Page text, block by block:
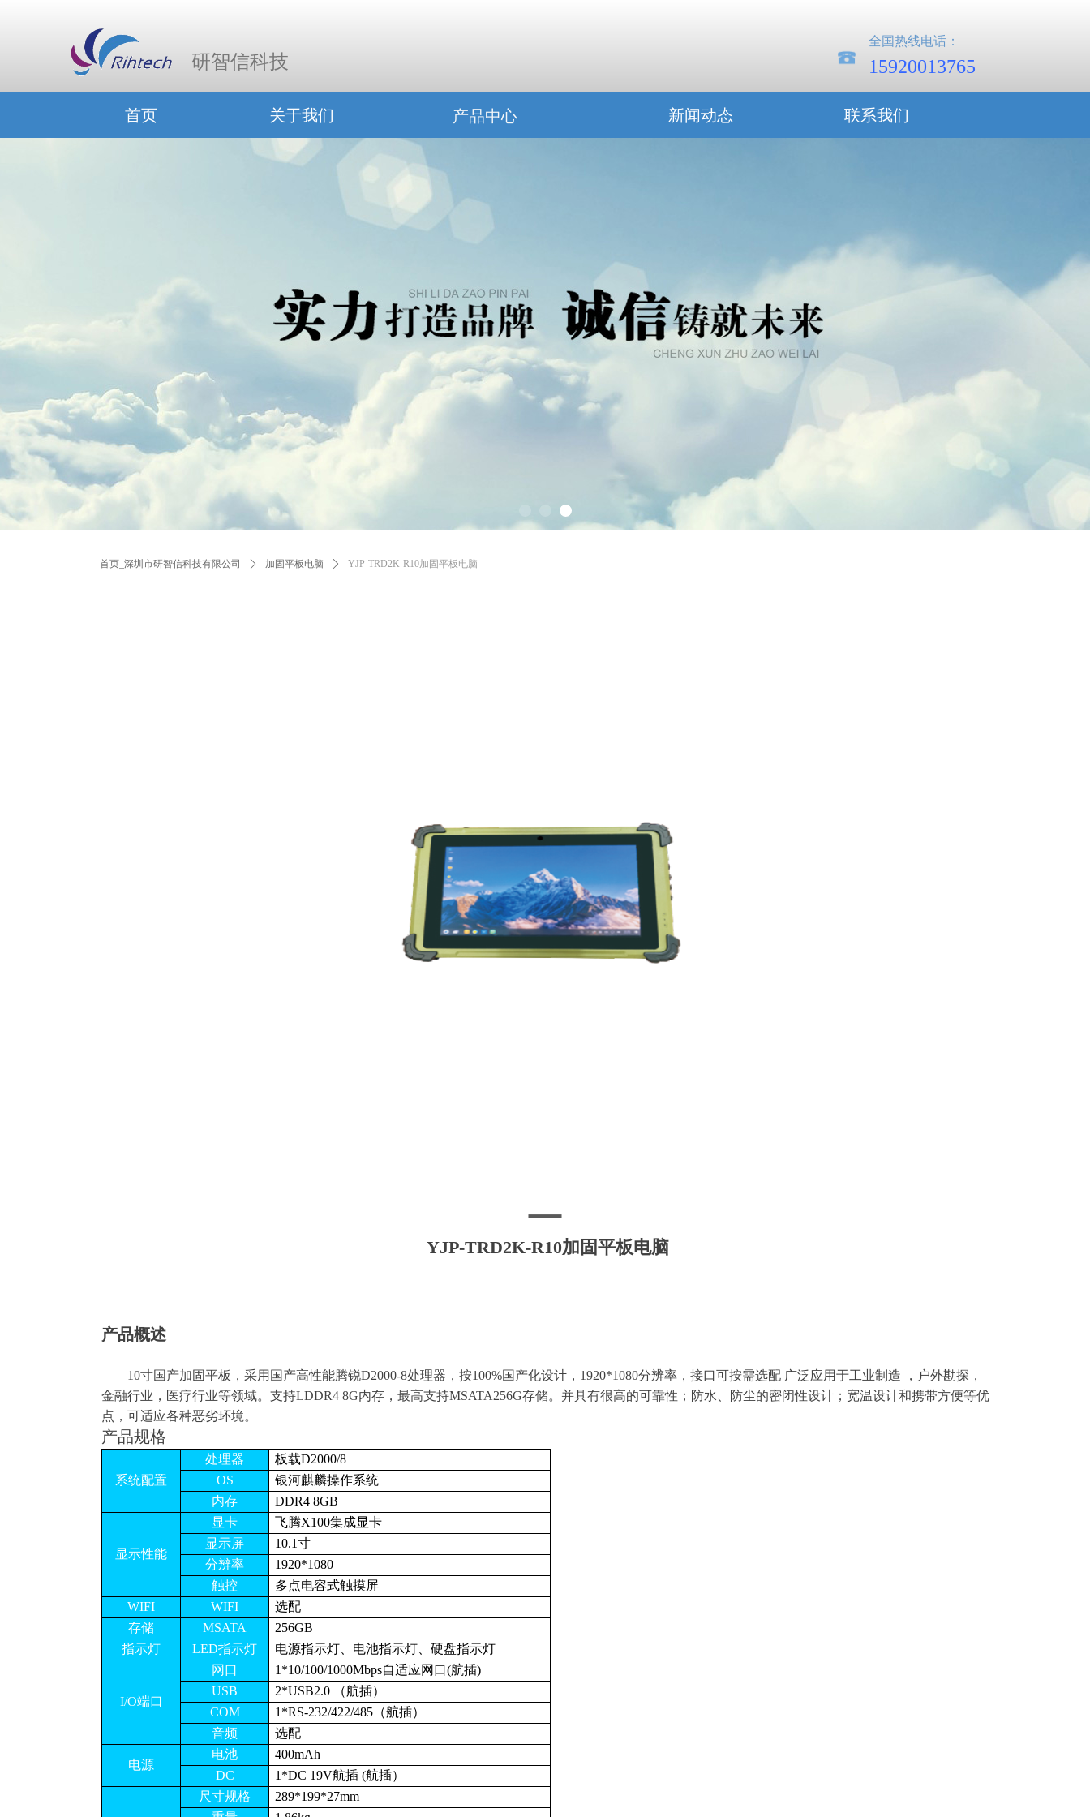
研智信科技
全国热线电话：
15920013765
首页 关于我们 产品中心 新闻动态 联系我们
首页_深圳市研智信科技有限公司 ꄲ 加固平板电脑 ꄲ YJP-TRD2K-R10加固平板电脑
YJP-TRD2K-R10加固平板电脑
产品概述
10寸国产加固平板 ， 采用国产高性能腾锐D2000-8处理器，按100%国产化设计，1920*1080分辨率，接口可按需选配 广泛应用于工业制造 ，户外勘探，
金融行业，医疗行业等领域。 支持LDDR4 8G内存， 最高支持MSATA256G存储。并具有很高的可靠性；防水、防尘的密闭性设计； 宽温设计和携带方便等优
点，可适应各种恶劣环境。
产品规格
系统配置
处理器 板载D2000/8
OS
银河麒麟操作系统
内存
DDR4 8GB
显示性能
显卡
飞腾X100集成显卡
显示屏
10.1寸
分辨率
1920*1080
触控
多点电容式触摸屏
WIFI
WIFI
选配
存储
MSATA
256GB
指示灯
LED指示灯 电源指示灯、电池指示灯、硬盘指示灯
I/O端口
网口 1*10/100/1000Mbps自适应网口(航插)
USB
2*USB2.0 （航插）
COM
1*RS-232/422/485（航插）
音频
选配
电源
电池
400mAh
DC
1*DC 19V航插 (航插）
尺寸规格
289*199*27mm